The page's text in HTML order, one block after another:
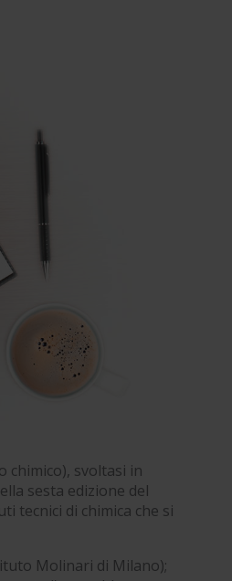
chimico), svoltasi in
sesta edizione del
tecnici di chimica che si
Molinari di Milano);